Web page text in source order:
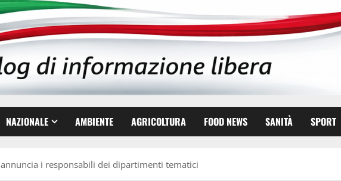
NAZIONALE AMBIENTE AGRICOLTURA FOOD NEWS SANITÀ SPORT
annuncia i responsabili dei dipartimenti tematici